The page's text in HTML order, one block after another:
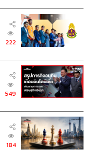
222
549
184